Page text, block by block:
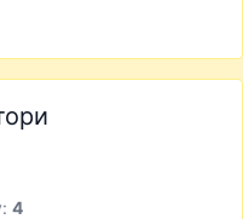
4